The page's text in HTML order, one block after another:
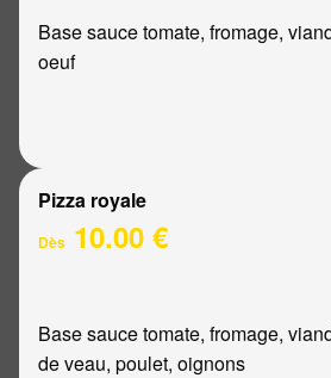
Base sauce tomate, fromage,
oeuf
Pizza royale
Dès 10.00 €
Base sauce tomate, fromage,
de veau, poulet, oignons